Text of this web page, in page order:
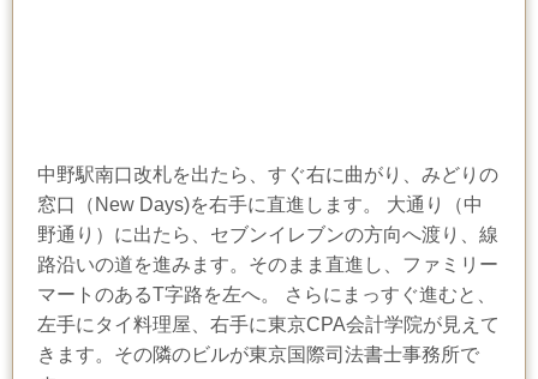
中野駅南口改札を出たら、すぐ右に曲がり、みどりの
窓口（New Days)を右手に直進します。 大通り（中
野通り）に出たら、セブンイレブンの方向へ渡り、線
路沿いの道を進みます。そのまま直進し、ファミリー
マートのあるT字路を左へ。 さらにまっすぐ進むと、
左手にタイ料理屋、右手に東京CPA会計学院が見えて
きます。その隣のビルが東京国際司法書士事務所で